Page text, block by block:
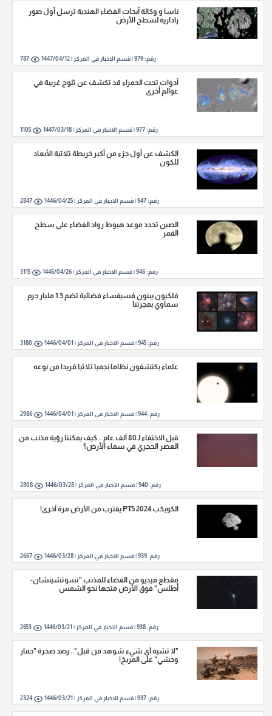
ناسا و وكالة أبحاث الفضاء الهندية ترسل أول صور
رادارية لسطح الأرض
رقم:979
|قسم الاخبار في المركز |1447/04/12
787
أدوات تحت الحمراء قد تكشف عن ثلوج غريبة في
عوالم أخرى
رقم:977
|قسم الاخبار في المركز |1447/03/18
1105
الكشف عن أول جزء من أكبر خريطة ثلاثية الأبعاد
للكون
رقم:947
|قسم الاخبار في المركز |1446/04/25
2847
الصين تحدد موعد هبوط رواد الفضاء على سطح
القمر
رقم:946
|قسم الاخبار في المركز |1446/04/26
3115
فلكيون يبنون فسيفساء فضائية تضم 1.5 مليار جرم
سماوي بمجرتنا
رقم:945
|قسم الاخبار في المركز | 1446/04/01
3180
علماء يكتشفون نظاما نجميا ثلاثيا فريدا من نوعه
رقم:944
|قسم الاخبار في المركز | 1446/04/01
2986
قبل الاختفاء لـ80 ألف عام .. كيف يمكننا رؤية مذنب من
العصر الحجري في سماء الأرض؟
رقم: 940
|قسم الاخبار في المركز |1446/03/28
2808
الكويكب 2024 PT5 يقترب من الأرض مرة أخرى!
رقم:939
|قسم الاخبار في المركز |1446/03/28
2667
مقطع فيديو من الفضاء للمذنب "تسوتشينشان-
أطلس" فوق الأرض متجها نحو الشمس
رقم:938
|قسم الاخبار في المركز | 1446/03/21
2653
"لا تشبه أي شيء شوهد من قبل".. رصد صخرة "حمار
وحشي" على المريخ!
رقم:937
|قسم الاخبار في المركز | 1446/03/21
2324